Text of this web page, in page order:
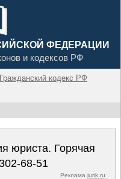
ФЕДЕРАЦИИ
и кодексов РФ
Гражданский кодекс РФ
юриста. Горячая
68-51
Реклама jurik.ru